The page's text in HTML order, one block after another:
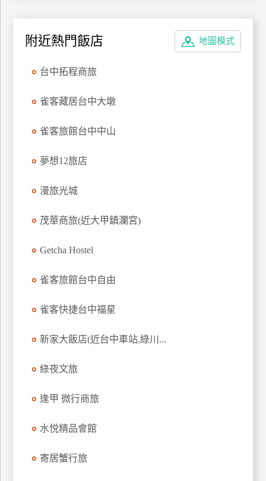
地圖模式
附近熱門飯店
台中拓程商旅
雀客藏居台中大墩
雀客旅館台中中山
夢想12旅店
漫旅光城
茂華商旅(近大甲鎮瀾宮)
Getcha Hostel
雀客旅館台中自由
雀客快捷台中福星
新家大飯店(近台中車站,綠川...
綠夜文旅
逢甲 微行商旅
水悦精品會館
寄居蟹行旅